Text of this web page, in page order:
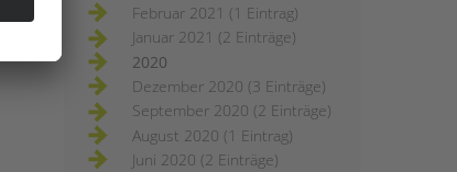
Februar 2021 (1 Eintrag)
Januar 2021 (2 Einträge)
2020
Dezember 2020 (3 Einträge)
September 2020 (2 Einträge)
August 2020 (1 Eintrag)
Juni 2020 (2 Einträge)